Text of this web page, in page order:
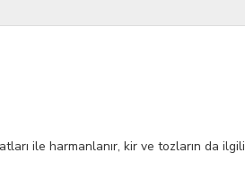
ile harmanlanır, kir ve tozların da ilgili